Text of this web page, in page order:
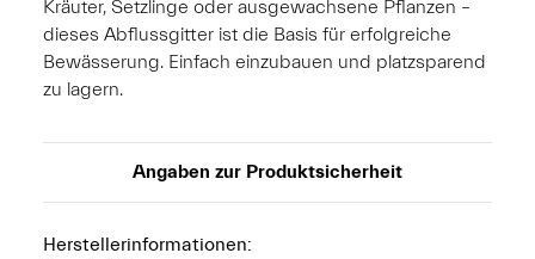
Kräuter, Setzlinge oder ausgewachsene Pflanzen –
dieses Abflussgitter ist die Basis für erfolgreiche
Bewässerung. Einfach einzubauen und platzsparend
zu lagern.
Angaben zur Produktsicherheit
Herstellerinformationen: